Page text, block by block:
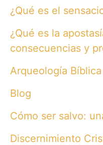
c
f
o
r
¿Qué es el
¿Qué es la
consecuencias y
Arqueología Bíblica
Blog
Cómo ser salvo:
Discernimiento